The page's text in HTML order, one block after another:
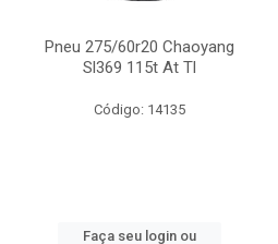
Pneu 275/60r20 Chaoyang
Sl369 115t At Tl
Código: 14135
Faça seu login ou